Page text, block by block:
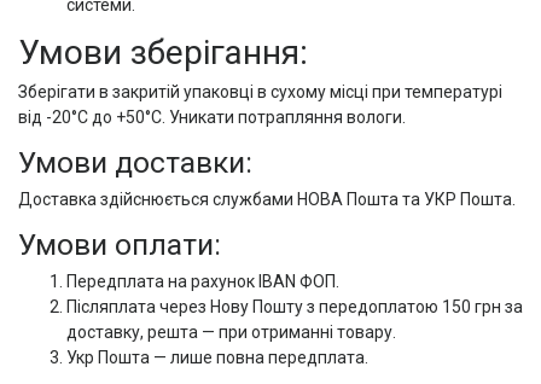
системи.
Умови зберігання:
Зберігати в закритій упаковці в сухому місці при температурі
від -20°C до +50°C. Уникати потрапляння вологи.
Умови доставки:
Доставка здійснюється службами НОВА Пошта та УКР Пошта.
Умови оплати:
Передплата на рахунок IBAN ФОП.
Післяплата через Нову Пошту з передоплатою 150 грн за
доставку, решта — при отриманні товару.
Укр Пошта — лише повна передплата.